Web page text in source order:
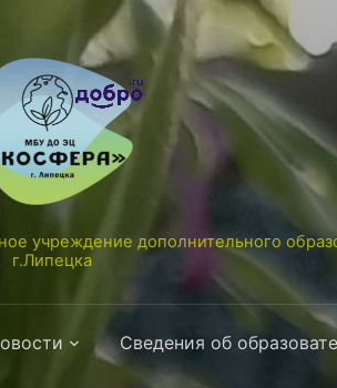
учреждение дополнительного
г.Липецка
Сведения об